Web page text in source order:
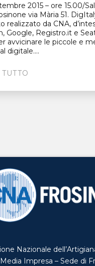
2015 – ore 15.00/
via Mària 51.
realizzato da CNA,
Google, Registro.it e
avvicinare le piccole e
digitale....
Nazionale
Impresa – Sede di